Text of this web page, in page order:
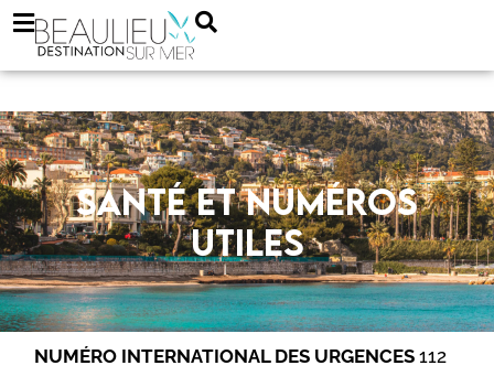
Santé et numéros
utiles
NUMÉRO INTERNATIONAL DES URGENCES 112